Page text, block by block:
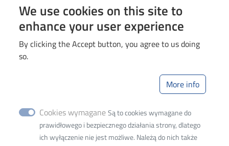
We use cookies on this site to
enhance your user experience
By clicking the Accept button, you agree to us doing
so.
More info
Cookies wymagane Są to cookies wymagane do
prawidłowego i bezpiecznego działania strony, dlatego
ich wyłączenie nie jest możliwe. Należą do nich także
Informacje o
Authorities
Information for
Candidates